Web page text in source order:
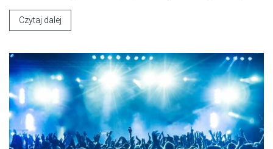
Czytaj dalej